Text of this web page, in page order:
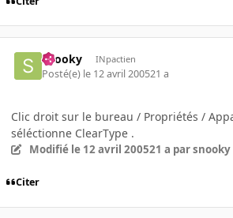
snooky INpactien
Posté(e) le 12 avril 200521 a
Clic droit sur le bureau / Propriétés /
séléctionne ClearType .
Modifié le 12 avril 200521 a par snooky
Citer